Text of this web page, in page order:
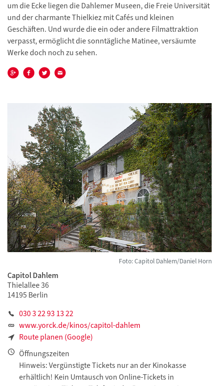
um die Ecke liegen die Dahlemer Museen, die Freie Universität
und der charmante Thielkiez mit Cafés und kleinen
Geschäften. Und wurde die ein oder andere Filmattraktion
verpasst, ermöglicht die sonntägliche Matinee, versäumte
Werke doch noch zu sehen.
Foto: Capitol Dahlem/Daniel Horn
Capitol Dahlem
Thielallee 36
14195 Berlin
030 3 22 93 13 22
www.yorck.de/kinos/capitol-dahlem
Route planen (Google)
Öffnungszeiten
Hinweis: Vergünstigte Tickets nur an der Kinokasse
erhältlich! Kein Umtausch von Online-Tickets in